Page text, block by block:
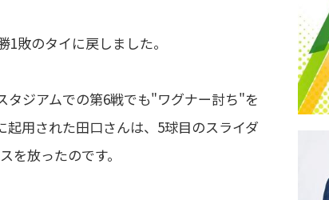
敗のタイに戻しました。
タジアムでの第6戦でも"ワグナー討ち"を
用された田口さんは、5球目のスライダ
放ったのです。